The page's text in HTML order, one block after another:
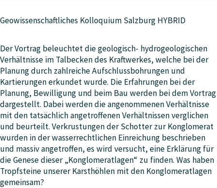
Geowissenschaftliches Kolloquium Salzburg HYBRID
Der Vortrag beleuchtet die geologisch- hydrogeologischen
Verhältnisse im Talbecken des Kraftwerkes, welche bei der
Planung durch zahlreiche Aufschlussbohrungen und
Kartierungen erkundet wurde. Die Erfahrungen bei der
Planung, Bewilligung und beim Bau werden bei dem Vortrag
dargestellt. Dabei werden die angenommenen Verhältnisse
mit den tatsächlich angetroffenen Verhältnissen verglichen
und beurteilt. Verkrustungen der Schotter zur Konglomerat
wurden in der wasserrechtlichen Einreichung beschrieben
und massiv angetroffen, es wird versucht, eine Erklärung für
die Genese dieser „Konglomeratlagen“ zu finden. Was haben
Tropfsteine unserer Karsthöhlen mit den Konglomeratlagen
gemeinsam?